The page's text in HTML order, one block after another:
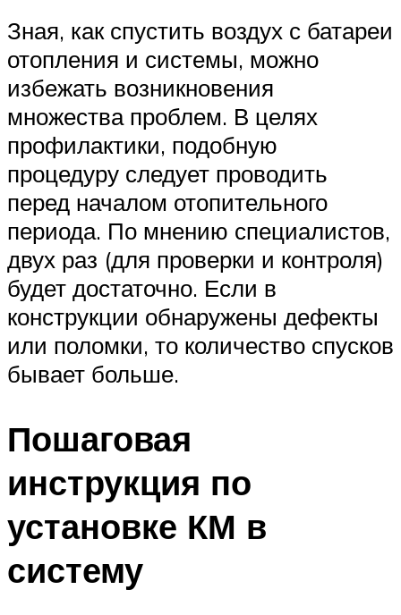
Зная, как спустить воздух с батареи
отопления и системы, можно
избежать возникновения
множества проблем. В целях
профилактики, подобную
процедуру следует проводить
перед началом отопительного
периода. По мнению специалистов,
двух раз (для проверки и контроля)
будет достаточно. Если в
конструкции обнаружены дефекты
или поломки, то количество спусков
бывает больше.
Пошаговая
инструкция по
установке КМ в
систему